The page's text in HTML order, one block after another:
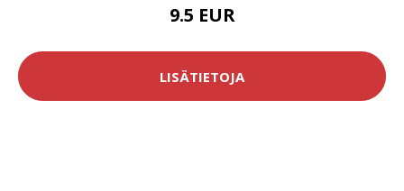
9.5 EUR
LISÄTIETOJA